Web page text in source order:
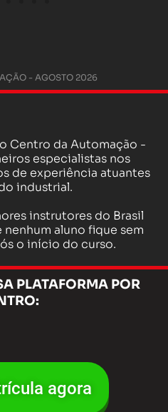
- AGOSTO 2026
Centro da Automação -
especialistas nos
de experiência atuantes
industrial.
instrutores do Brasil
nenhum aluno fique sem
o início do curso.
PLATAFORMA POR
agora